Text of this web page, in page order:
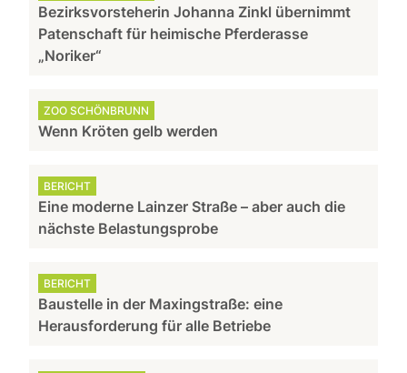
Bezirksvorsteherin Johanna Zinkl übernimmt
Patenschaft für heimische Pferderasse
„Noriker“
ZOO SCHÖNBRUNN
Wenn Kröten gelb werden
BERICHT
Eine moderne Lainzer Straße – aber auch die
nächste Belastungsprobe
BERICHT
Baustelle in der Maxingstraße: eine
Herausforderung für alle Betriebe